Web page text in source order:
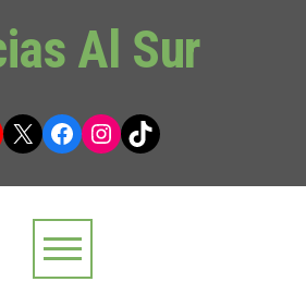
Al Sur
X Facebook
Instagram
TikTok